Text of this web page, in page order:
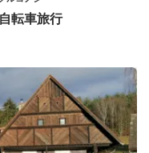
転車旅行